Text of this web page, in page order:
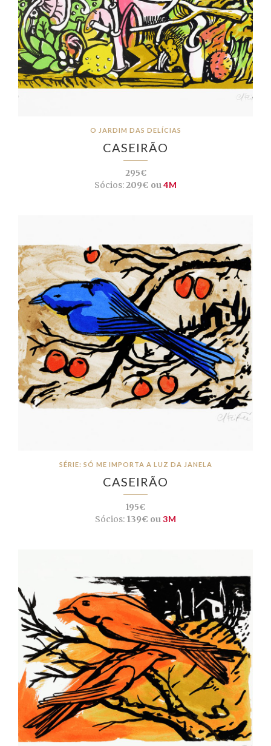
O JARDIM DAS DELÍCIAS
CASEIRÃO
295€
Sócios:209€ ou4M
SÉRIE: SÓ ME IMPORTA A LUZ DA JANELA
CASEIRÃO
195€
Sócios:139€ ou3M